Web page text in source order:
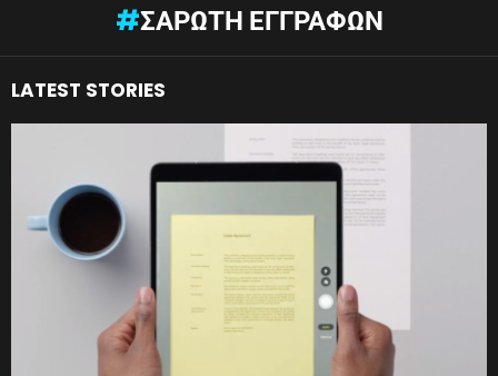
ΣΑΡΩΤΉ ΕΓΓΡΆΦΩΝ
LATEST STORIES